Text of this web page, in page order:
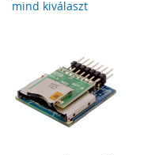
mind kiválaszt